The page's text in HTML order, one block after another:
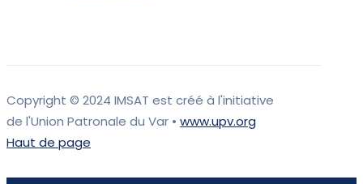
Copyright © 2024 IMSAT est créé à l'initiative
de l'Union Patronale du Var • www.upv.org
Haut de page